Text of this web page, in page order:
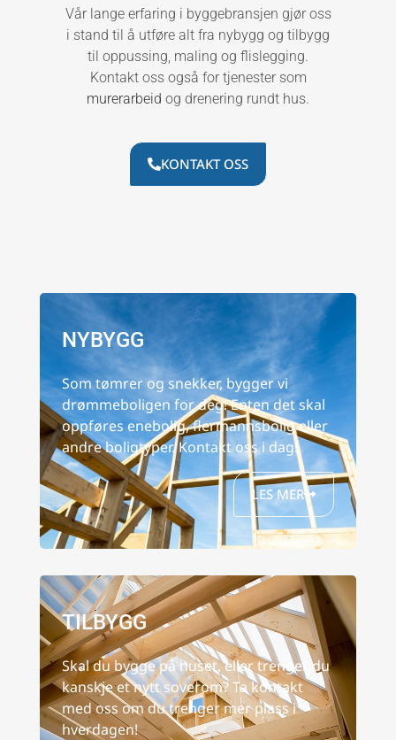
Vår lange erfaring i byggebransjen gjør oss
i stand til å utføre alt fra nybygg og tilbygg
til oppussing, maling og flislegging.
Kontakt oss også for tjenester som
murerarbeid og drenering rundt hus.
KONTAKT OSS
NYBYGG
Som tømrer og snekker, bygger vi
drømmeboligen for deg! Enten det skal
oppføres enebolig, flermannsbolig eller
andre boligtyper. Kontakt oss i dag!
LES MER
TILBYGG
Skal du bygge på huset, eller trenger du
kanskje et nytt soverom? Ta kontakt
med oss om du trenger mer plass i
hverdagen!